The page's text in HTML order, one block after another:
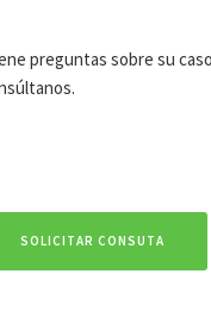
preguntas sobre su
SOLICITAR CONSUTA